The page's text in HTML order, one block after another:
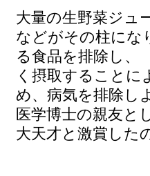
大量の生野菜ジュ
などがその柱にな
る食品を排除し、
く摂取すること
め、病気を排除し
医学博士の親友と
大天才と激賞した